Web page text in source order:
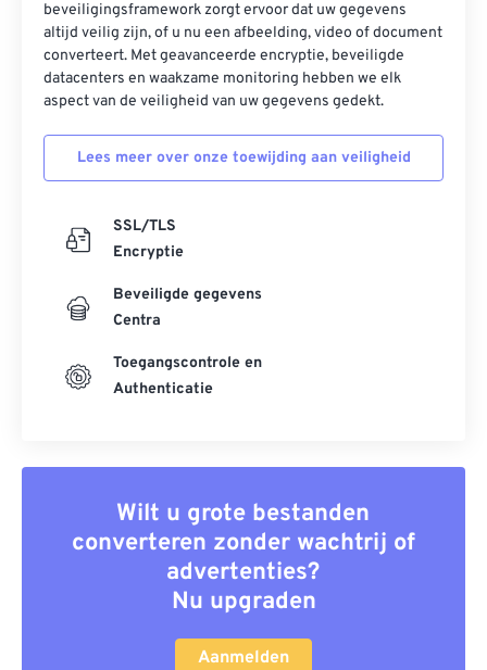
beveiligingsframework zorgt ervoor dat uw gegevens
altijd veilig zijn, of u nu een afbeelding, video of document
converteert. Met geavanceerde encryptie, beveiligde
datacenters en waakzame monitoring hebben we elk
aspect van de veiligheid van uw gegevens gedekt.
Lees meer over onze toewijding aan veiligheid
SSL/TLS
Encryptie
Beveiligde gegevens
Centra
Toegangscontrole en
Authenticatie
Wilt u grote bestanden
converteren zonder wachtrij of
advertenties?
Nu upgraden
Aanmelden